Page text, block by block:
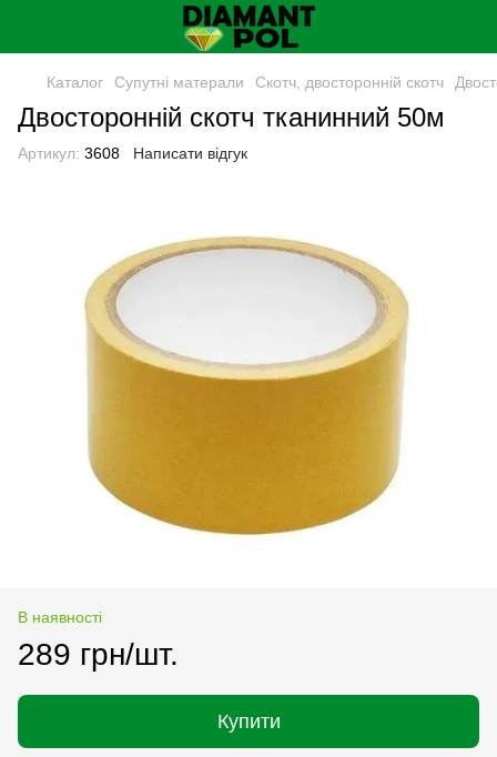
Каталог Супутні матерали Скотч, двосторонній скотч
Двосторонній скотч тканинний 50м
Артикул: 3608 Написати відгук
В наявності
289 грн/шт.
Купити